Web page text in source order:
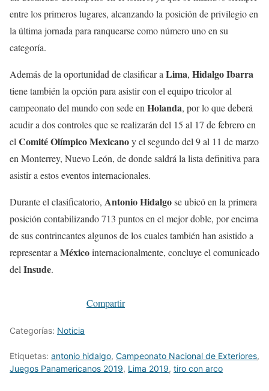
entre los primeros lugares, alcanzando la posición de privilegio en
la última jornada para ranquearse como número uno en su
categoría.
Además de la oportunidad de clasificar a Lima, Hidalgo Ibarra
tiene también la opción para asistir con el equipo tricolor al
campeonato del mundo con sede en Holanda, por lo que deberá
acudir a dos controles que se realizarán del 15 al 17 de febrero en
el Comité Olímpico Mexicanoy el segundo del 9 al 11 de marzo
en Monterrey, Nuevo León, de donde saldrá la lista definitiva para
asistir a estos eventos internacionales.
Durante el clasificatorio, Antonio Hidalgose ubicó en la primera
posición contabilizando 713 puntos en el mejor doble, por encima
de sus contrincantes algunos de los cuales también han asistido a
representar a Méxicointernacionalmente, concluye el comunicado
del Insude.
Compartir
Categorías: Noticia
Etiquetas: antonio hidalgo, Campeonato Nacional de Exteriores,
Juegos Panamericanos 2019, Lima 2019, tiro con arco